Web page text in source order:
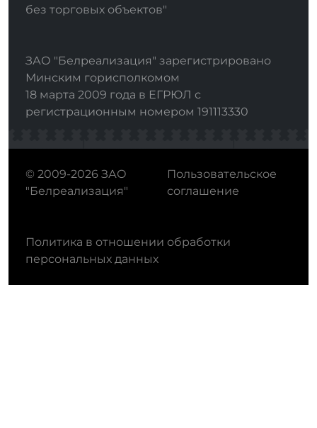
без торговых объектов"
ЗАО "Белреализация" зарегистрировано
Минским горисполкомом
18 марта 2009 года в ЕГРЮЛ с
регистрационным номером 191113330
© 2009-2026 ЗАО
"Белреализация"
Пользовательское
соглашение
Политика в отношении обработки
персональных данных